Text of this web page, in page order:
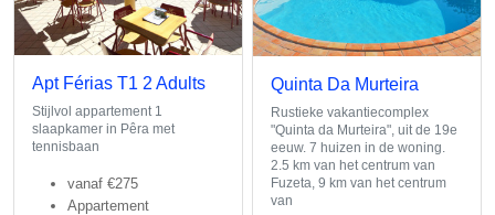
Apt Férias T1 2 Adults
Stijlvol appartement 1
slaapkamer in Pêra met
tennisbaan
vanaf €275
Appartement
Quinta Da Murteira
Rustieke vakantiecomplex
"Quinta da Murteira", uit de 19e
eeuw. 7 huizen in de woning.
2.5 km van het centrum van
Fuzeta, 9 km van het centrum
van